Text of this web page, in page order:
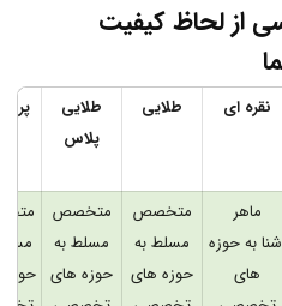
از لحاظ کیفیت
نقره ای طلایی
طلایی
پلاس
ماهر
به حوزه
های
متخصص
مسلط به
حوزه های
متخصص
مسلط به
حوزه های